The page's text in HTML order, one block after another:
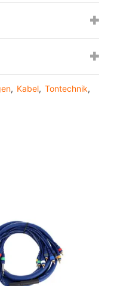
, Kabel, Tontechnik,